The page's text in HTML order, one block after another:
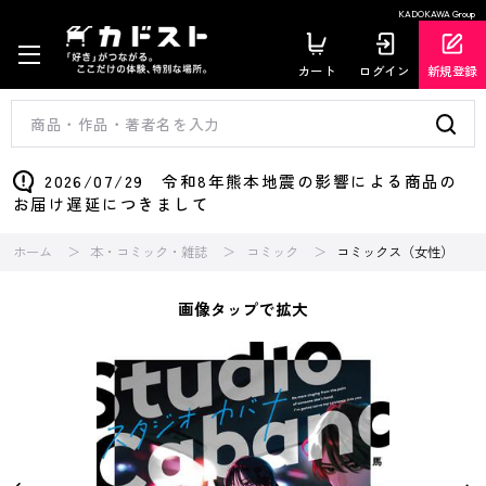
KADOKAWA Group
カート ログイン 新規登録
2026/07/29 令和8年熊本地震の影響による商品の
お届け遅延につきまして
ホーム 本・コミック・雑誌 コミック コミックス（女性）
画像タップで拡大